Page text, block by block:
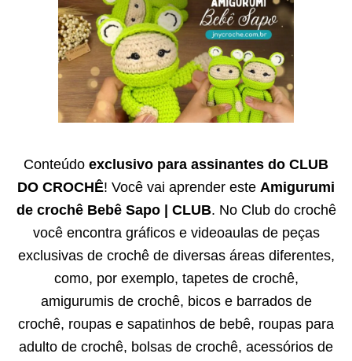
Conteúdo exclusivo para assinantes do CLUB
DO CROCHÊ! Você vai aprender este Amigurumi
de crochê Bebê Sapo | CLUB. No Club do crochê
você encontra gráficos e videoaulas de peças
exclusivas de crochê de diversas áreas diferentes,
como, por exemplo, tapetes de crochê,
amigurumis de crochê, bicos e barrados de
crochê, roupas e sapatinhos de bebê, roupas para
adulto de crochê, bolsas de crochê, acessórios de